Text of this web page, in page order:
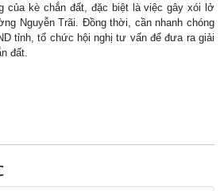
của kè chắn đất, đặc biệt là việc gây xói lở
Nguyễn Trãi. Đồng thời, cần nhanh chóng
tỉnh, tổ chức hội nghị tư vấn để đưa ra giải
đất.